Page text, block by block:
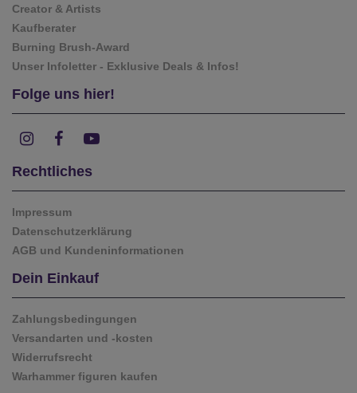
Creator & Artists
Kaufberater
Burning Brush-Award
Unser Infoletter - Exklusive Deals & Infos!
Folge uns hier!
Rechtliches
Impressum
Datenschutzerklärung
AGB und Kundeninformationen
Dein Einkauf
Zahlungsbedingungen
Versandarten und -kosten
Widerrufsrecht
Warhammer figuren kaufen